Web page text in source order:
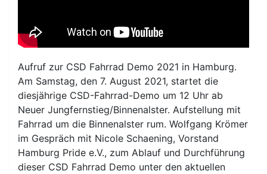
Aufruf zur CSD Fahrrad Demo 2021 in Hamburg.
Am Samstag, den 7. August 2021, startet die
diesjährige CSD-Fahrrad-Demo um 12 Uhr ab
Neuer Jungfernstieg/Binnenalster. Aufstellung mit
Fahrrad um die Binnenalster rum. Wolfgang Krömer
im Gespräch mit Nicole Schaening, Vorstand
Hamburg Pride e.V., zum Ablauf und Durchführung
dieser CSD Fahrrad Demo unter den aktuellen